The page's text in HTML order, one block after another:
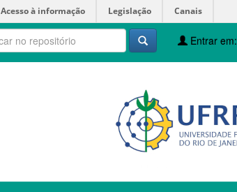
Acesso à informação Legislação Canais
Entrar em: